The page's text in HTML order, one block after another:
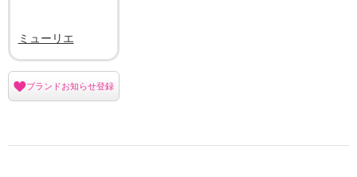
ミューリエ
ブランドお知らせ登録